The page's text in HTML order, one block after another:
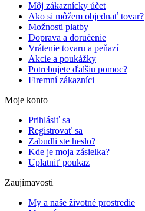
Môj zákaznícky účet
Ako si môžem objednať tovar?
Možnosti platby
Doprava a doručenie
Vrátenie tovaru a peňazí
Akcie a poukážky
Potrebujete ďalšiu pomoc?
Firemní zákazníci
Moje konto
Prihlásiť sa
Registrovať sa
Zabudli ste heslo?
Kde je moja zásielka?
Uplatniť poukaz
Zaujímavosti
My a naše životné prostredie